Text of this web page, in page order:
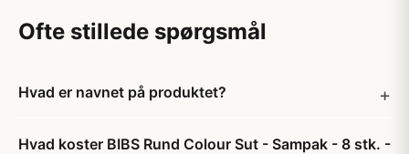
Ofte stillede spørgsmål
Hvad er navnet på produktet?
Hvad koster BIBS Rund Colour Sut - Sampak - 8 stk. -